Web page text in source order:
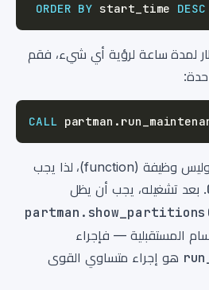
ORDER BY start_time DESC
لمدة ساعة لرؤية أي شيء، فقم
CALL partman .
هذا إجراء (procedure) وليس وظيفة (function)، لذا يجب
. بعد تشغيله، يجب أن يظل
المستقبلية — فإجراء
هو إجراء متساوي القوى